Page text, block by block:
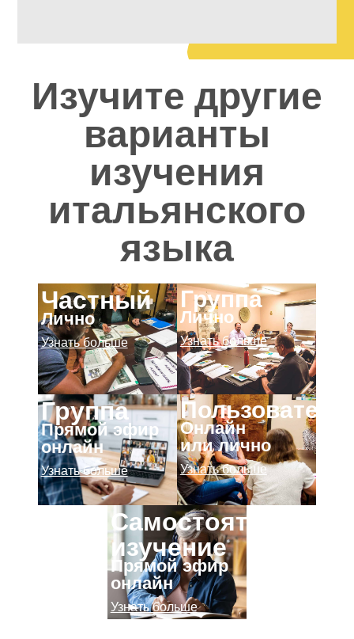
Изучите другие
варианты
изучения
итальянского
языка
Частный
Лично
Узнать больше
Группа
Лично
Узнать больше
Группа
Прямой эфир
онлайн
Узнать больше
Онлайн
или лично
Узнать больше
Самостоятельное
изучение
Прямой эфир
онлайн
Узнать больше